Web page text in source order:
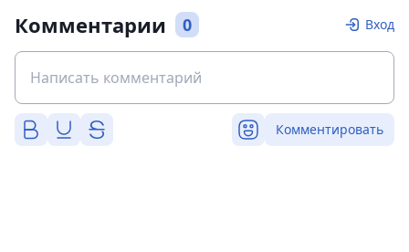
Комментарии 0 Вход
Комментировать